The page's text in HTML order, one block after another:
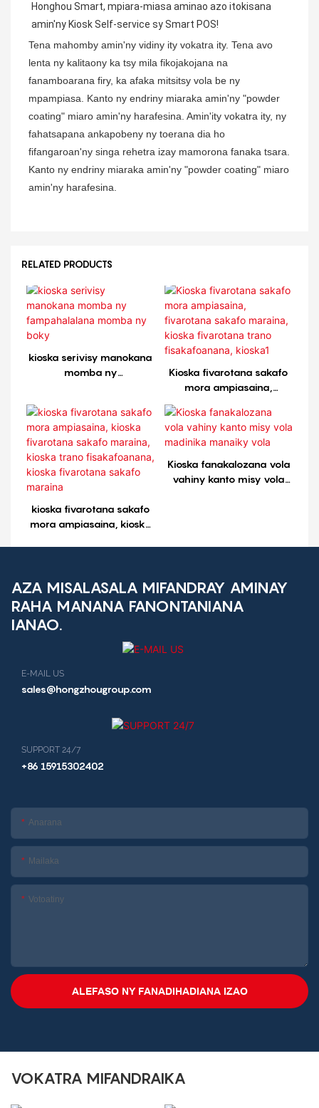
Honghou Smart, mpiara-miasa aminao azo itokisana
amin'ny Kiosk Self-service sy Smart POS!
Tena mahomby amin'ny vidiny ity vokatra ity. Tena avo
lenta ny kalitaony ka tsy mila fikojakojana na
fanamboarana firy, ka afaka mitsitsy vola be ny
mpampiasa. Kanto ny endriny miaraka amin'ny "powder
coating" miaro amin'ny harafesina. Amin'ity vokatra ity, ny
fahatsapana ankapobeny ny toerana dia ho
fifangaroan'ny singa rehetra izay mamorona fanaka tsara.
Kanto ny endriny miaraka amin'ny "powder coating" miaro
amin'ny harafesina.
RELATED PRODUCTS
kioska serivisy manokana
momba ny
Kioska fivarotana sakafo
mora ampiasaina,
maraina, kioska
fivarotana trano
fisakafoanana, kioska1
kioska fivarotana sakafo
mora ampiasaina, kioska
fivarotana sakafo
maraina
Kioska fanakalozana vola
vahiny kanto misy vola
AZA MISALASALA MIFANDRAY AMINAY
RAHA MANANA FANONTANIANA
IANAO.
E-MAIL US
sales@hongzhougroup.com
SUPPORT 24/7
+86 15915302402
Anarana
Mailaka
Votoatiny
ALEFASO NY FANADIHADIANA IZAO
VOKATRA MIFANDRAIKA